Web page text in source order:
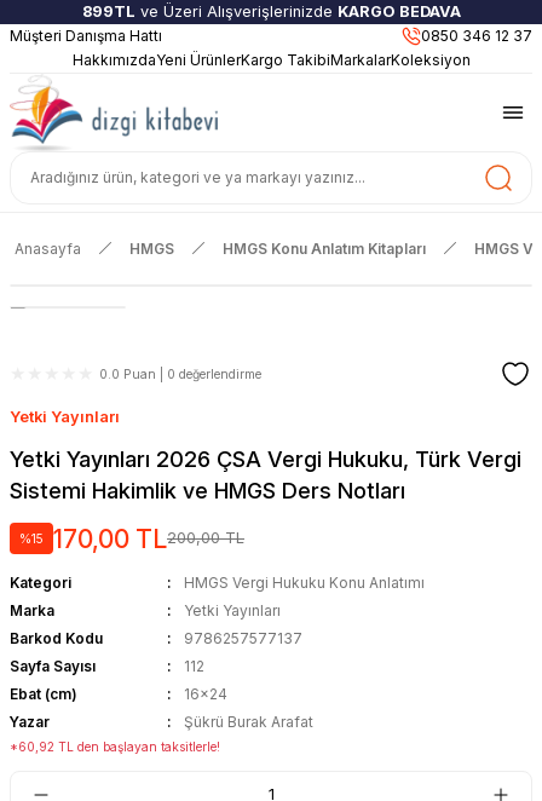
899TL ve Üzeri Alışverişlerinizde KARGO BEDAVA
Güncel ve Sınav Odaklı Kaynaklar
HakkımızdaYeni ÜrünlerKargo TakibiMarkalarKoleksiyon
Müşteri Danışma Hattı 0850 346 12 37
Anasayfa HMGS HMGS Konu Anlatım Kitapları HMGS
0.0 Puan | 0 değerlendirme
Yetki Yayınları
Yetki Yayınları 2026 ÇSA Vergi Hukuku, Türk Vergi
Sistemi Hakimlik ve HMGS Ders Notları
%15 170,00 TL200,00 TL
Kategori
HMGS Vergi Hukuku Konu Anlatımı
Marka
Yetki Yayınları
Barkod Kodu
9786257577137
Sayfa Sayısı
112
Ebat (cm)
16x24
Yazar
Şükrü Burak Arafat
*60,92 TL den başlayan taksitlerle!